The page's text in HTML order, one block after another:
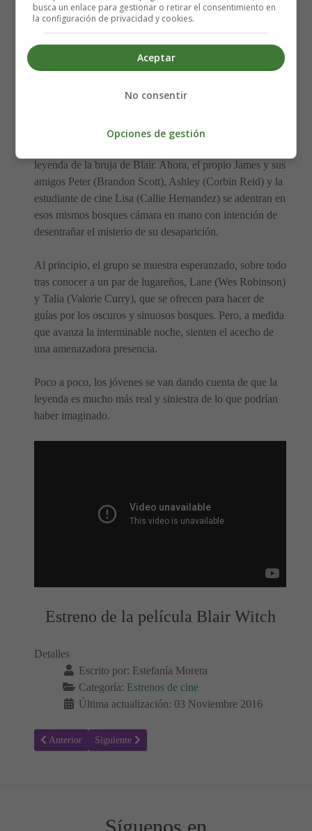
Género:Terror
Guion: Simon Barrett
Fotografía: Robby Baumgartner
Música: Adam Wingard
Han pasado veinte años desde que la hermana de James
desaparecieran sin dejar rastro en los bosques de las
leyenda de la bruja de Blair. Ahora, el propio James y sus
amigos Peter (Brandon Scott), Ashley (Corbin Reid) y la
estudiante de cine Lisa (Callie Hernandez) se adentran en
esos mismos bosques cámara en mano con intención de
desentrañar el misterio de su desaparición.
Al principio, el grupo se muestra esperanzado, sobre todo
tras conocer a un par de lugareños, Lane (Wes Robinson)
y Talia (Valorie Curry), que se ofrecen para hacer de
guías por los oscuros y sinuosos bosques. Pero, a medida
que avanza la interminable noche, sienten el acecho de
una amenazadora presencia.
Poco a poco, los jóvenes se van dando cuenta de que la
leyenda es mucho más real y siniestra de lo que podrían
haber imaginado.
Estreno de la película Blair Witch
Detalles
Escrito por: Estefanía Morera
Categoría: Estrenos de cine
Última actualización: 03 Noviembre 2016
Artículo anterior: Animales fantásticos y dónde encontrarlos -
Anterior Artículo siguiente: Ouija: El origen del mal - Sinopsis
Siguiente
busca un enlace para gestionar o retirar el consentimiento en
la configuración de privacidad y cookies.
Aceptar
No consentir
Opciones de gestión